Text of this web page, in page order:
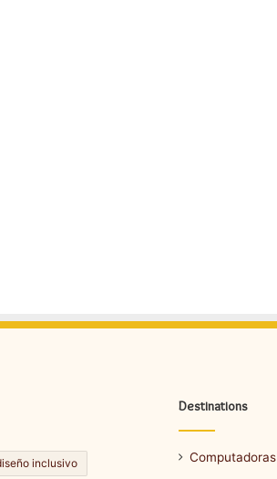
inclusivo
Destinations
Computadoras